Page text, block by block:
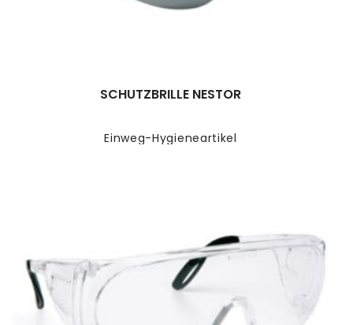
Einweg-Hygieneartikel
SCHUTZBRILLE NESTOR